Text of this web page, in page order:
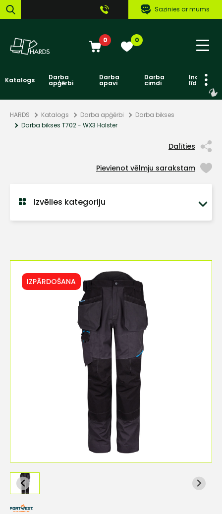
Sazinies ar mums
0 0
Katalogs Darba
apģērbi
Darba
apavi
Darba
cimdi līdzekļi
HARDS Katalogs Darba apģērbi
Darba bikses
Darba bikses T702 - WX3 Holster
Dalīties
Pievienot vēlmju sarakstam
Izvēlies kategoriju
IZPĀRDOŠANA